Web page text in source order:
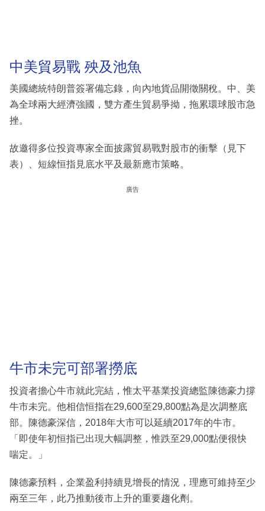
中美貿易戰 殃及池魚
美國總統特朗普簽署備忘錄，向內地貨品開徵關稅。中、美
為全球兩大經濟強國，雙方產生貿易爭拗，拖累環球股市急
挫。
故邀得多位投資專家全面披露貿易戰對股市的衝擊（見下
表）、短線恒指見底水平及最新應市策略。
廣告
牛市未完可部署撈底
投資者擔心牛市就此完結，惟太平基業投資總監陳德豪力撐
牛市未完。他相信恒指在29,600至29,800點為是次調整底
部。陳德豪深信，2018年大市可以延續2017年的牛市。
「即使年初恒指已出現大幅調整，惟跌至29,000點便很快
喘定。」
陳德豪預料，企業盈利持續見增長的情況，理應可維持至少
兩至三年，此乃推動後市上升的重要趨化劑。